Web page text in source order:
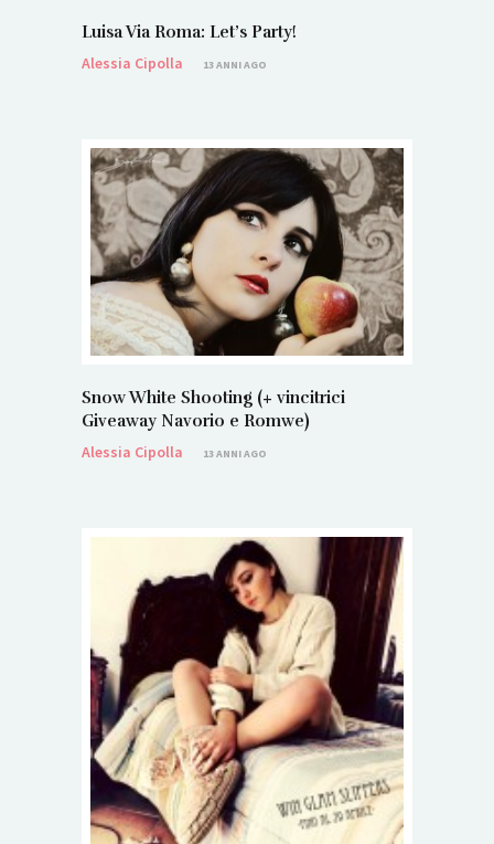
Luisa Via Roma: Let’s Party!
Alessia Cipolla
13 ANNI AGO
Snow White Shooting (+ vincitrici
Giveaway Navorio e Romwe)
Alessia Cipolla
13 ANNI AGO